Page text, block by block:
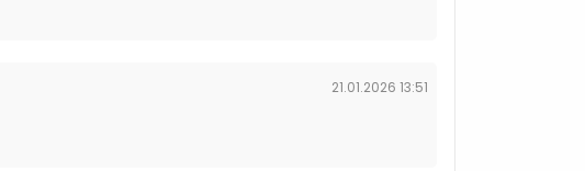
21.01.2026 13:51